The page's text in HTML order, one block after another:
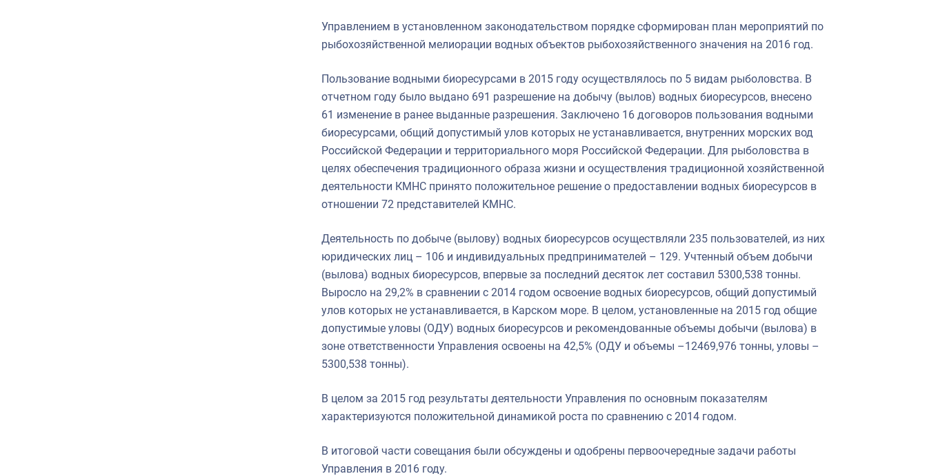
Управлением в установленном законодательством порядке сформирован план мероприятий по
рыбохозяйственной мелиорации водных объектов рыбохозяйственного значения на 2016 год.
Пользование водными биоресурсами в 2015 году осуществлялось по 5 видам рыболовства. В
отчетном году было выдано 691 разрешение на добычу (вылов) водных биоресурсов, внесено
61 изменение в ранее выданные разрешения. Заключено 16 договоров пользования водными
биоресурсами, общий допустимый улов которых не устанавливается, внутренних морских вод
Российской Федерации и территориального моря Российской Федерации. Для рыболовства в
целях обеспечения традиционного образа жизни и осуществления традиционной хозяйственной
деятельности КМНС принято положительное решение о предоставлении водных биоресурсов в
отношении 72 представителей КМНС.
Деятельность по добыче (вылову) водных биоресурсов осуществляли 235 пользователей, из них
юридических лиц – 106 и индивидуальных предпринимателей – 129. Учтенный объем добычи
(вылова) водных биоресурсов, впервые за последний десяток лет составил 5300,538 тонны.
Выросло на 29,2% в сравнении с 2014 годом освоение водных биоресурсов, общий допустимый
улов которых не устанавливается, в Карском море. В целом, установленные на 2015 год общие
допустимые уловы (ОДУ) водных биоресурсов и рекомендованные объемы добычи (вылова) в
зоне ответственности Управления освоены на 42,5% (ОДУ и объемы –12469,976 тонны, уловы –
5300,538 тонны).
В целом за 2015 год результаты деятельности Управления по основным показателям
характеризуются положительной динамикой роста по сравнению с 2014 годом.
В итоговой части совещания были обсуждены и одобрены первоочередные задачи работы
Управления в 2016 году.